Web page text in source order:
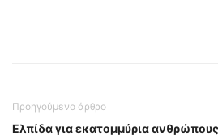
Προηγούμενο άρθρο
Ελπίδα για εκατομμύρια